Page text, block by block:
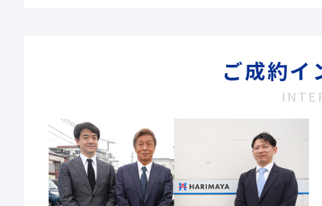
ご成約イ